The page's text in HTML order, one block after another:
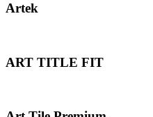
Artek
ART TITLE FIT